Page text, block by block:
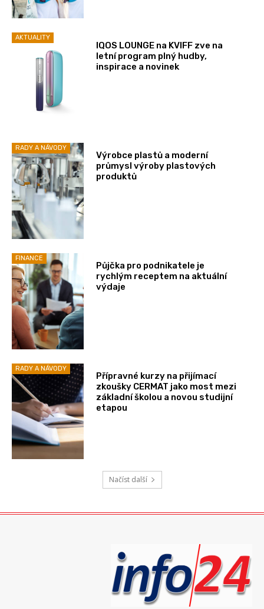
AKTUALITY
IQOS LOUNGE na KVIFF zve na
letní program plný hudby,
inspirace a novinek
RADY A NÁVODY
Výrobce plastů a moderní
průmysl výroby plastových
produktů
FINANCE
Půjčka pro podnikatele je
rychlým receptem na aktuální
výdaje
RADY A NÁVODY
Přípravné kurzy na přijímací
zkoušky CERMAT jako most mezi
základní školou a novou studijní
etapou
Načíst další